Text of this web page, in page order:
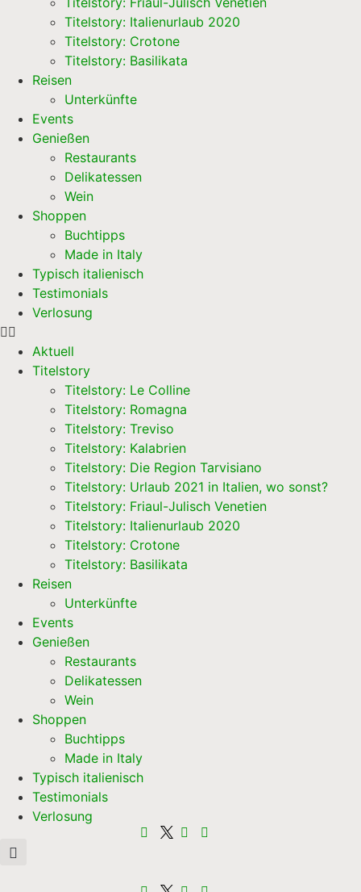
Titelstory: Italienurlaub 2020
Titelstory: Crotone
Titelstory: Basilikata
Reisen
Unterkünfte
Events
Genießen
Restaurants
Delikatessen
Wein
Shoppen
Buchtipps
Made in Italy
Typisch italienisch
Testimonials
Verlosung
Aktuell
Titelstory
Titelstory: Le Colline
Titelstory: Romagna
Titelstory: Treviso
Titelstory: Kalabrien
Titelstory: Die Region Tarvisiano
Titelstory: Urlaub 2021 in Italien, wo sonst?
Titelstory: Friaul-Julisch Venetien
Titelstory: Italienurlaub 2020
Titelstory: Crotone
Titelstory: Basilikata
Reisen
Unterkünfte
Events
Genießen
Restaurants
Delikatessen
Wein
Shoppen
Buchtipps
Made in Italy
Typisch italienisch
Testimonials
Verlosung